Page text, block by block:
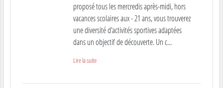
proposé tous les mercredis après-midi, hors
vacances scolaires aux - 21 ans, vous trouverez
une diversité d'activités sportives adaptées
dans un objectif de découverte. Un c...
Lire la suite